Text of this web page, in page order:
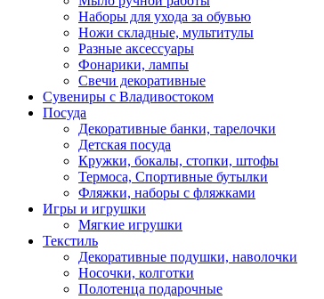
Наборы для ухода за обувью
Ножи складные, мультитулы
Разные аксессуары
Фонарики, лампы
Свечи декоративные
Сувениры с Владивостоком
Посуда
Декоративные банки, тарелочки
Детская посуда
Кружки, бокалы, стопки, штофы
Термоса, Спортивные бутылки
Фляжки, наборы с фляжками
Игры и игрушки
Мягкие игрушки
Текстиль
Декоративные подушки, наволочки
Носочки, колготки
Полотенца подарочные